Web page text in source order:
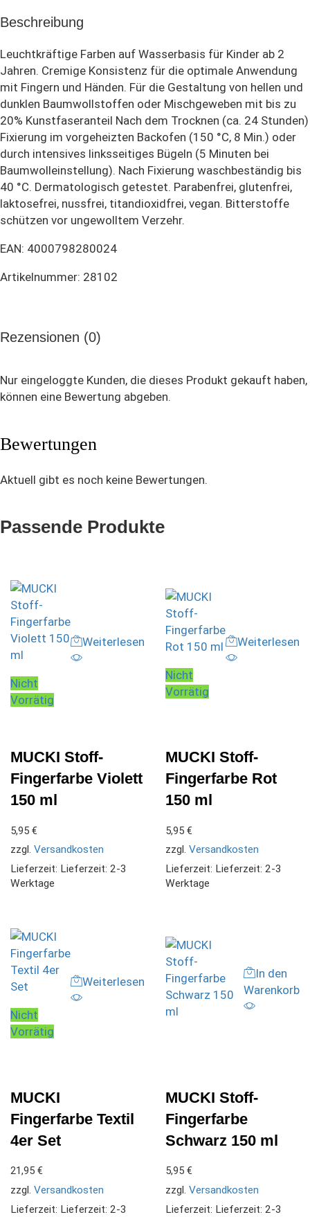
Beschreibung
Leuchtkräftige Farben auf Wasserbasis für Kinder ab 2
Jahren. Cremige Konsistenz für die optimale Anwendung
mit Fingern und Händen. Für die Gestaltung von hellen und
dunklen Baumwollstoffen oder Mischgeweben mit bis zu
20% Kunstfaseranteil Nach dem Trocknen (ca. 24 Stunden)
Fixierung im vorgeheizten Backofen (150 °C, 8 Min.) oder
durch intensives linksseitiges Bügeln (5 Minuten bei
Baumwolleinstellung). Nach Fixierung waschbeständig bis
40 °C. Dermatologisch getestet. Parabenfrei, glutenfrei,
laktosefrei, nussfrei, titandioxidfrei, vegan. Bitterstoffe
schützen vor ungewolltem Verzehr.
EAN: 4000798280024
Artikelnummer: 28102
Rezensionen (0)
Nur eingeloggte Kunden, die dieses Produkt gekauft haben,
können eine Bewertung abgeben.
Bewertungen
Aktuell gibt es noch keine Bewertungen.
Passende Produkte
Nicht
Vorrätig
Weiterlesen
MUCKI Stoff-
Fingerfarbe Violett
150 ml
5,95 €
zzgl. Versandkosten
Lieferzeit: Lieferzeit: 2-3
Werktage
Nicht
Vorrätig
Weiterlesen
MUCKI Stoff-
Fingerfarbe Rot
150 ml
5,95 €
zzgl. Versandkosten
Lieferzeit: Lieferzeit: 2-3
Werktage
Nicht
Vorrätig
Weiterlesen
MUCKI
Fingerfarbe Textil
4er Set
21,95 €
zzgl. Versandkosten
Lieferzeit: Lieferzeit: 2-3
In den
Warenkorb
MUCKI Stoff-
Fingerfarbe
Schwarz 150 ml
5,95 €
zzgl. Versandkosten
Lieferzeit: Lieferzeit: 2-3